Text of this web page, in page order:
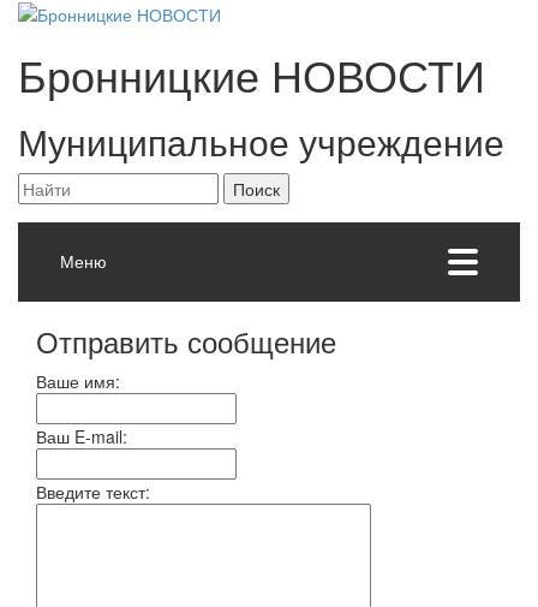
Бронницкие НОВОСТИ
Муниципальное учреждение
Меню
Отправить сообщение
Ваше имя:
Ваш E-mail:
Введите текст: